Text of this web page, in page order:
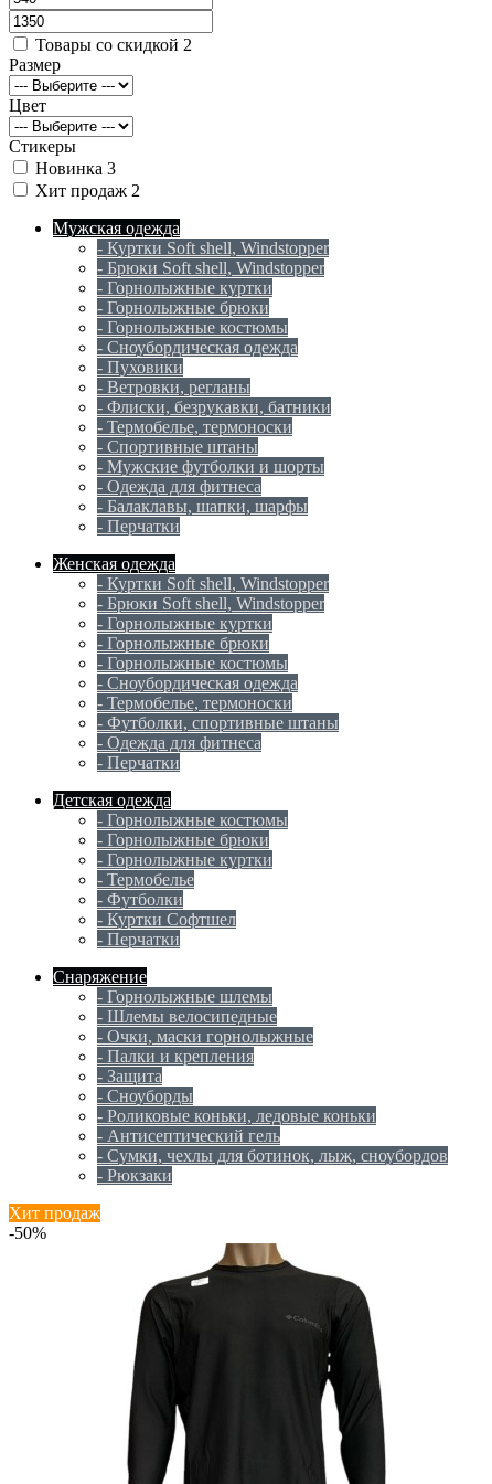
Товары со скидкой 2
Размер
Цвет
Стикеры
Новинка 3
Хит продаж 2
Мужская одежда
- Куртки Soft shell, Windstopper
- Брюки Soft shell, Windstopper
- Горнолыжные куртки
- Горнолыжные брюки
- Горнолыжные костюмы
- Сноубордическая одежда
- Пуховики
- Ветровки, регланы
- Флиски, безрукавки, батники
- Термобелье, термоноски
- Спортивные штаны
- Мужские футболки и шорты
- Одежда для фитнеса
- Балаклавы, шапки, шарфы
- Перчатки
Женская одежда
- Куртки Soft shell, Windstopper
- Брюки Soft shell, Windstopper
- Горнолыжные куртки
- Горнолыжные брюки
- Горнолыжные костюмы
- Сноубордическая одежда
- Термобелье, термоноски
- Футболки, спортивные штаны
- Одежда для фитнеса
- Перчатки
Детская одежда
- Горнолыжные костюмы
- Горнолыжные брюки
- Горнолыжные куртки
- Термобелье
- Футболки
- Куртки Софтшел
- Перчатки
Снаряжение
- Горнолыжные шлемы
- Шлемы велосипедные
- Очки, маски горнолыжные
- Палки и крепления
- Защита
- Сноуборды
- Роликовые коньки, ледовые коньки
- Антисептический гель
- Сумки, чехлы для ботинок, лыж, сноубордов
- Рюкзаки
Хит продаж
-50%